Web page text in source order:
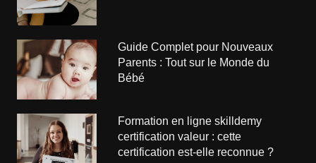
Guide Complet pour Nouveaux
Parents : Tout sur le Monde du
Bébé
Formation en ligne skilldemy
certification valeur : cette
certification est-elle reconnue ?